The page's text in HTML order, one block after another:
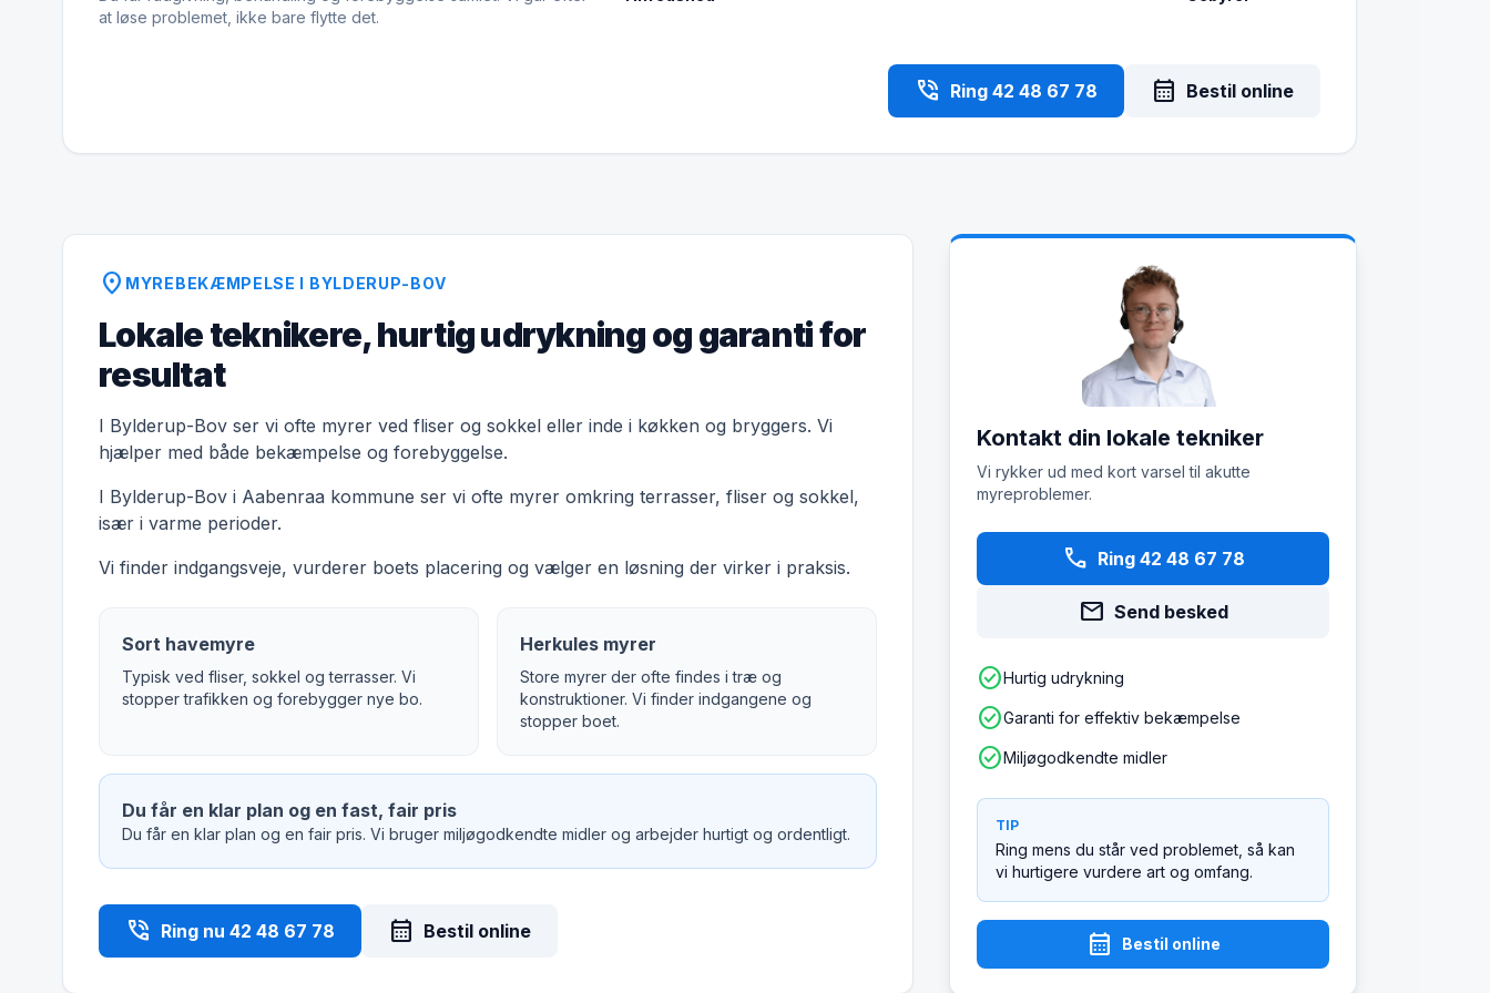
at løse problemet, ikke bare flytte det.
phone_in_talk Ring 42 48 67 78 calendar_month Bestil online
location_on MYREBEKÆMPELSE I BYLDERUP-BOV
Lokale teknikere, hurtig udrykning og garanti for
resultat
I Bylderup-Bov ser vi ofte myrer ved fliser og sokkel eller inde i køkken og bryggers. Vi
hjælper med både bekæmpelse og forebyggelse.
I Bylderup-Bov i Aabenraa kommune ser vi ofte myrer omkring terrasser, fliser og sokkel,
især i varme perioder.
Vi finder indgangsveje, vurderer boets placering og vælger en løsning der virker i praksis.
Sort havemyre
Typisk ved fliser, sokkel og terrasser. Vi
stopper trafikken og forebygger nye bo.
Herkules myrer
Store myrer der ofte findes i træ og
konstruktioner. Vi finder indgangene og
stopper boet.
Du får en klar plan og en fast, fair pris
Du får en klar plan og en fair pris. Vi bruger miljøgodkendte midler og arbejder hurtigt og ordentligt.
phone_in_talk Ring nu 42 48 67 78 calendar_month Bestil online
Kontakt din lokale tekniker
Vi rykker ud med kort varsel til akutte
myreproblemer.
phone Ring 42 48 67 78
mail Send besked
check_circleHurtig udrykning
check_circleGaranti for effektiv bekæmpelse
check_circleMiljøgodkendte midler
TIP
Ring mens du står ved problemet, så kan
vi hurtigere vurdere art og omfang.
calendar_month Bestil online